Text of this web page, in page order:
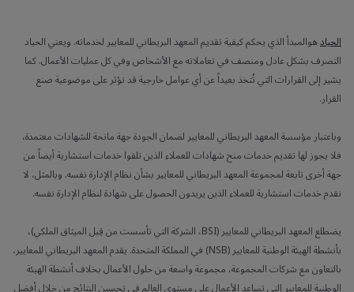
الحيادهوالمبدأ الذي يحكم كيفية تقديم المعهد البريطاني للمعايير لخدماته. ويعني الحياد
التصرف بشكل عادل ومنصف في تعاملاته مع الأشخاص وفي كل عمليات الأعمال. كما
يشير إلى القرارات التي تُتخذ بعيداً عن أي عوامل خارجية قد تؤثر على موضوعية صنع
القرار.
وباعتبار مؤسسة المعهد البريطاني للمعايير لضمان الجودة جهة مانحة للشهادات معتمدة،
فلا يجوز لها تقديم خدمات منح شهادات للعملاء الذين تلقوا خدمات استشارية أيضاً من
جهة أخرى تابعة لمجموعة المعهد البريطاني للمعايير بشأن نظام الإدارة نفسه. وبالمثل، لا
نقدم خدمات استشارية للعملاء الذين يريدون الحصول على شهادة لنظام الإدارة نفسه.
يضطلع المعهد البريطاني للمعايير (BSI، الشركة التي تأسست من قِبل الميثاق الملكي)،
بأنشطة الهيئة الوطنية للمعايير (NSB) في المملكة المتحدة. يقدم المعهد البريطاني للمعايير،
بالتعاون مع شركات المجموعة، مجموعة واسعة من حلول الأعمال بخلاف أنشطة الهيئة